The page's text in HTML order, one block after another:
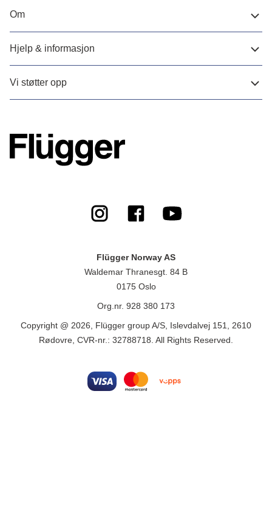
Om
Hjelp & informasjon
Vi støtter opp
Flügger Norway AS
Waldemar Thranesgt. 84 B
0175 Oslo
Org.nr. 928 380 173
Copyright @ 2026, Flügger group A/S, Islevdalvej 151, 2610
Rødovre, CVR-nr.: 32788718. All Rights Reserved.